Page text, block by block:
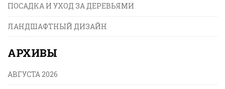
ПОСАДКА И УХОД ЗА ДЕРЕВЬЯМИ
ЛАНДШАФТНЫЙ ДИЗАЙН
АРХИВЫ
АВГУСТА 2026